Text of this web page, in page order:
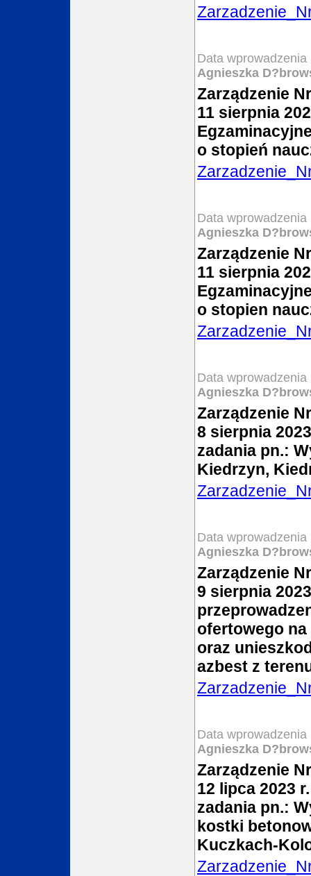
Data
Agnieszka
Zarządzenie
11 sierpnia
o stopień
Data
Agnieszka
Zarządzenie
11 sierpnia
o stopien
Data
Agnieszka
Zarządzenie
8 sierpnia
zadania pn.:
Kiedrzyn,
Data
Agnieszka
Zarządzenie
9 sierpnia
ofertowego
oraz
azbest z
Data
Agnieszka
Zarządzenie
12 lipca 2023
zadania pn.:
kostki
Kuczkach-